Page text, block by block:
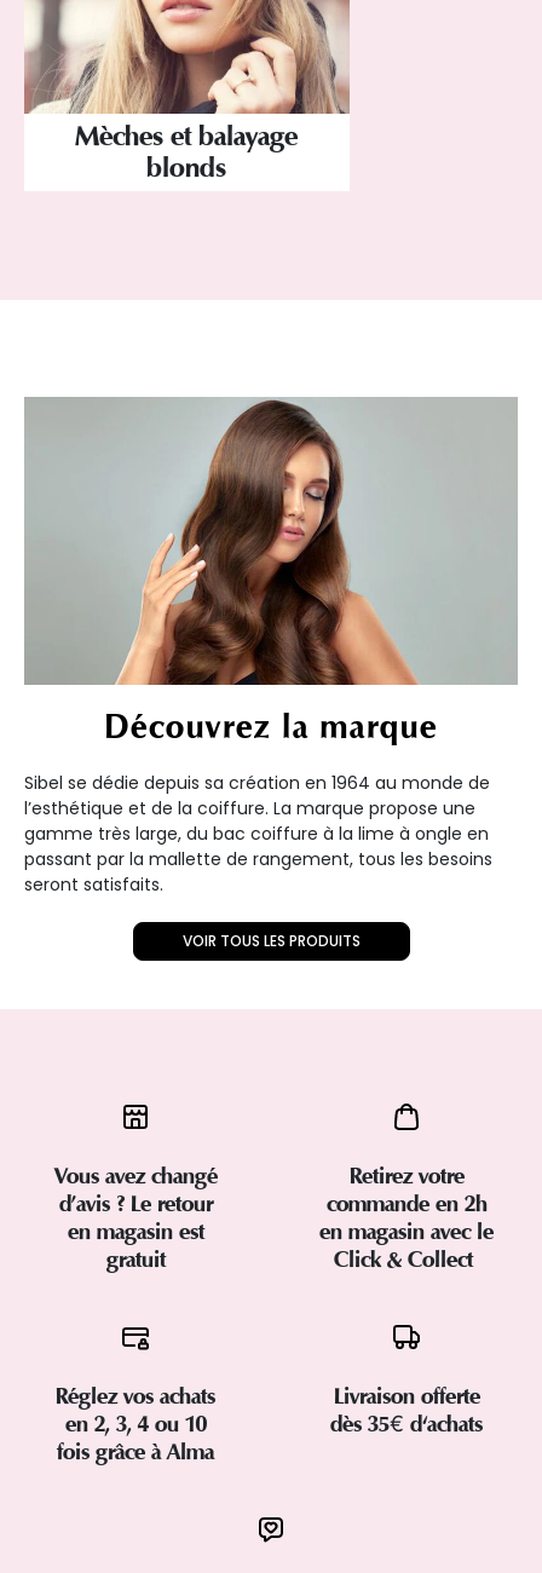
Mèches et balayage
blonds
Découvrez la marque
Sibel se dédie depuis sa création en 1964 au monde de
l’esthétique et de la coiffure. La marque propose une
gamme très large, du bac coiffure à la lime à ongle en
passant par la mallette de rangement, tous les besoins
seront satisfaits.
VOIR TOUS LES PRODUITS
Vous avez changé
d’avis ? Le retour
en magasin est
gratuit
Retirez votre
commande en 2h
en magasin avec le
Click & Collect
Réglez vos achats
en 2, 3, 4 ou 10
fois grâce à Alma
Livraison offerte
dès 35€ d'achats